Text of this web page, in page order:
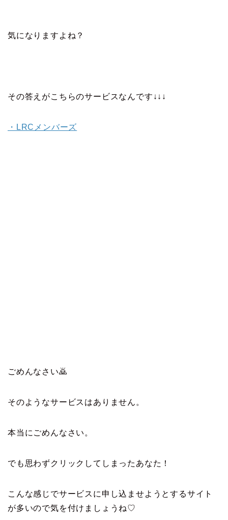
気になりますよね？
その答えがこちらのサービスなんです↓↓↓
・LRCメンバーズ
ごめんなさい🙇
そのようなサービスはありません。
本当にごめんなさい。
でも思わずクリックしてしまったあなた！
こんな感じでサービスに申し込ませようとするサイト
が多いので気を付けましょうね♡